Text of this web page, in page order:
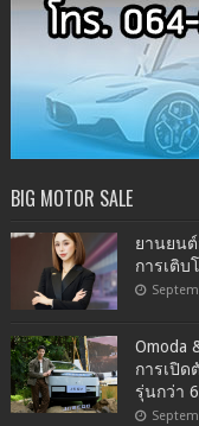
BIG MOTOR SALE
ยานยน
การเติบ
Omoda
การเปิด
รุ่นกว่า